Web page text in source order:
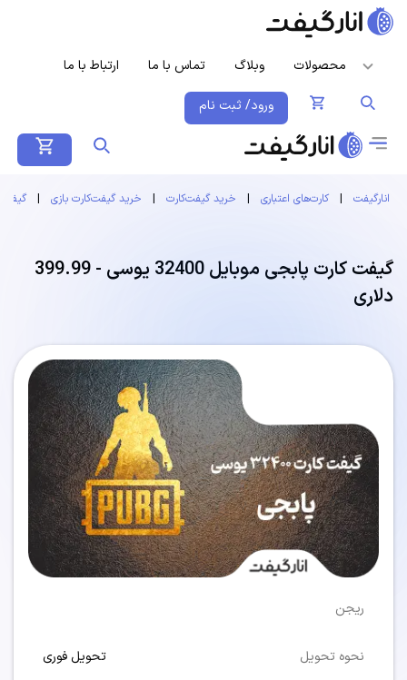
محصولات وبلاگ تماس با ما ارتباط با ما
ورود/ ثبت نام
انارگیفت | کارت‌های اعتباری | خرید گیفت‌کارت | خرید گیفت‌کارت بازی | گیفت
گیفت کارت پابجی موبایل 32400 یوسی - 399.99
دلاری
ریجن
نحوه تحویل تحویل فوری